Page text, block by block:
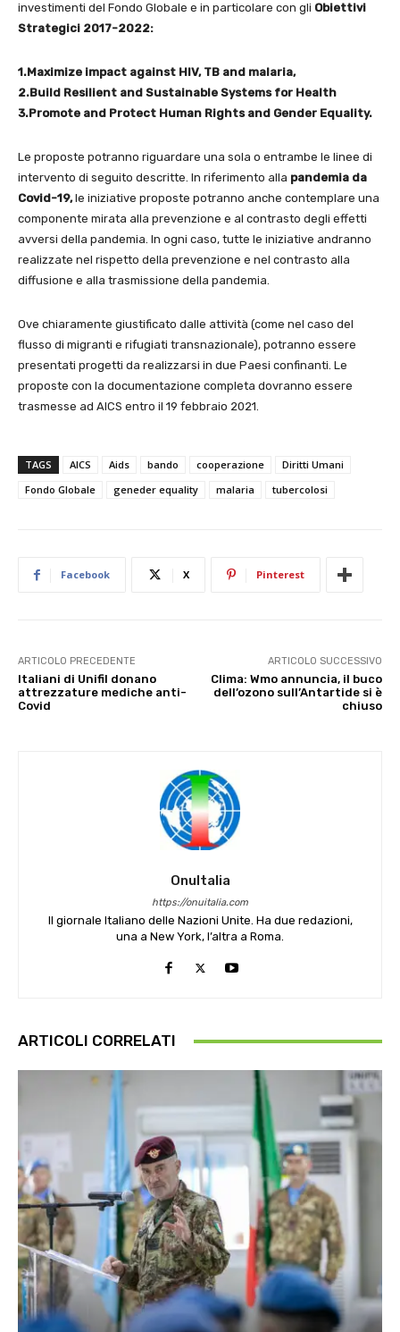
investimenti del Fondo Globale e in particolare con gli Obiettivi
Strategici 2017-2022:
1.Maximize impact against HIV, TB and malaria,
2.Build Resilient and Sustainable Systems for Health
3.Promote and Protect Human Rights and Gender Equality.
Le proposte potranno riguardare una sola o entrambe le linee di
intervento di seguito descritte. In riferimento alla pandemia da
Covid-19,le iniziative proposte potranno anche contemplare una
componente mirata alla prevenzione e al contrasto degli effetti
avversi della pandemia. In ogni caso, tutte le iniziative andranno
realizzate nel rispetto della prevenzione e nel contrasto alla
diffusione e alla trasmissione della pandemia.
Ove chiaramente giustificato dalle attività (come nel caso del
flusso di migranti e rifugiati transnazionale), potranno essere
presentati progetti da realizzarsi in due Paesi confinanti. Le
proposte con la documentazione completa dovranno essere
trasmesse ad AICS entro il 19 febbraio 2021.
TAGS AICS Aids bando cooperazione
Diritti Umani
Fondo Globale
geneder equality malaria tubercolosi
Facebook X Pinterest
ARTICOLO PRECEDENTE
Italiani di Unifil donano
attrezzature mediche anti-
Covid
ARTICOLO SUCCESSIVO
Clima: Wmo annuncia, il buco
dell’ozono sull’Antartide si è
chiuso
OnuItalia
https://onuitalia.com
Il giornale Italiano delle Nazioni Unite. Ha due redazioni,
una a New York, l’altra a Roma.
ARTICOLI CORRELATI